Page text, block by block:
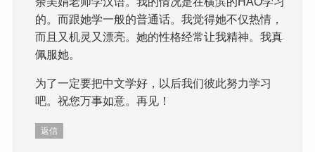
的。而跟她学一般的普通话。我觉得她不仅热情，
而且又机灵又漂亮。她的性格经常让我精神。我真
佩服她。
为了一定要把中文学好，以后我们彼此努力学习
吧。祝您万事如意。再见！
返信